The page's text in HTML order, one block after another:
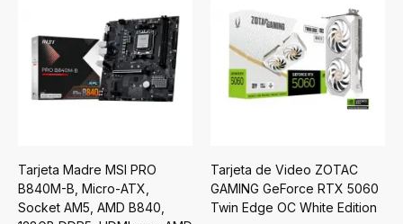
Tarjeta Madre MSI PRO
B840M-B, Micro-ATX,
Socket AM5, AMD B840,
Tarjeta de Video ZOTAC
GAMING GeForce RTX 5060
Twin Edge OC White Edition